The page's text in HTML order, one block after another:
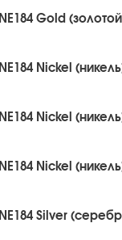
NE184 Gold
NE184 Nickel
NE184 Nickel
NE184 Nickel
NE184 Silver